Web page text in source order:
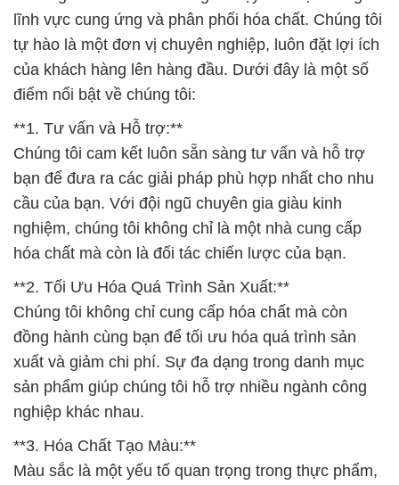
**1. Tư vấn và Hỗ trợ:**
Chúng tôi cam kết luôn sẵn sàng tư vấn và hỗ trợ
bạn để đưa ra các giải pháp phù hợp nhất cho nhu
cầu của bạn. Với đội ngũ chuyên gia giàu kinh
nghiệm, chúng tôi không chỉ là một nhà cung cấp
hóa chất mà còn là đối tác chiến lược của bạn.
**2. Tối Ưu Hóa Quá Trình Sản Xuất:**
Chúng tôi không chỉ cung cấp hóa chất mà còn
đồng hành cùng bạn để tối ưu hóa quá trình sản
xuất và giảm chi phí. Sự đa dạng trong danh mục
sản phẩm giúp chúng tôi hỗ trợ nhiều ngành công
nghiệp khác nhau.
**3. Hóa Chất Tạo Màu:**
Màu sắc là một yếu tố quan trọng trong thực phẩm,
và chúng tôi cung cấp các giải pháp hóa chất tạo
màu đảm bảo an toàn và tuân thủ mọi tiêu chuẩn.
**4. An Toàn và Tuân Thủ:**
Chúng tôi cam kết tuân thủ tất cả các quy tắc và tiêu